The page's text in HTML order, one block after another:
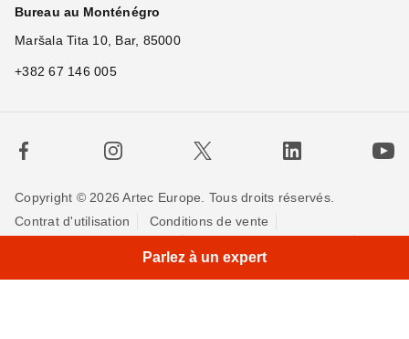
×
Bureau au Monténégro
Maršala Tita 10, Bar, 85000
+382 67 146 005
Copyright © 2026 Artec Europe. Tous droits réservés.
Contrat d'utilisation
Conditions de vente
Parlez à un expert